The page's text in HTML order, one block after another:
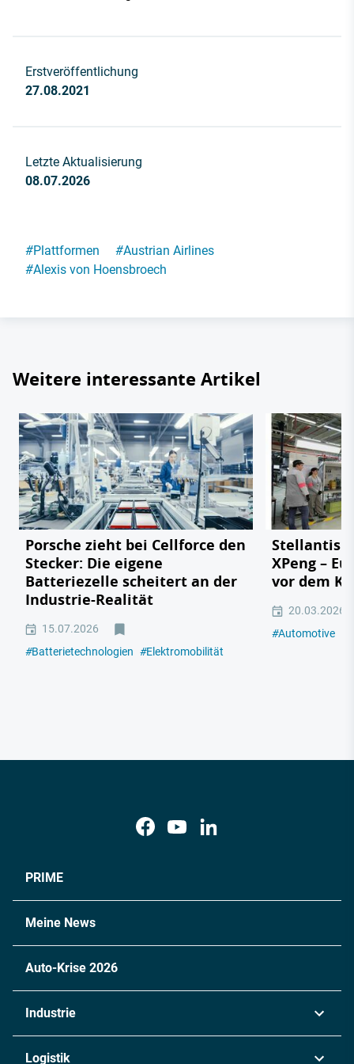
Erstveröffentlichung
27.08.2021
Letzte Aktualisierung
08.07.2026
#Plattformen #Austrian Airlines
#Alexis von Hoensbroech
Weitere interessante Artikel
Porsche zieht bei Cellforce den
Stecker: Die eigene
Batteriezelle scheitert an der
Industrie-Realität
15.07.2026
#Batterietechnologien #Elektromobilität
Stellantis
XPeng –
vor dem
20.03.2026
#Automotive
PRIME
Meine News
Auto-Krise 2026
Industrie
Logistik